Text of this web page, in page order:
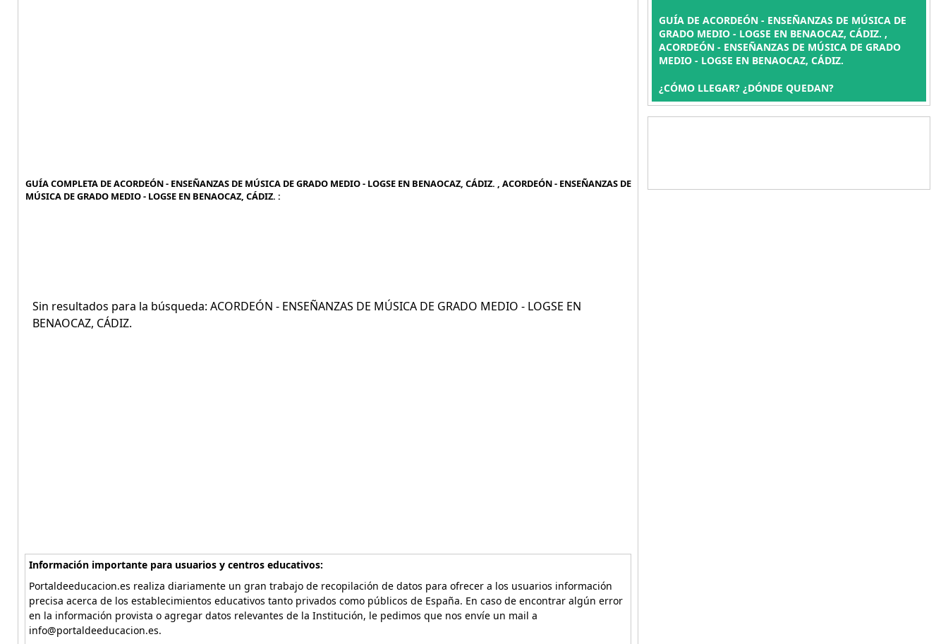
GUÍA COMPLETA DE ACORDEÓN - ENSEÑANZAS DE MÚSICA DE GRADO MEDIO - LOGSE EN BENAOCAZ, CÁDIZ. , ACORDEÓN - ENSEÑANZAS DE
MÚSICA DE GRADO MEDIO - LOGSE EN BENAOCAZ, CÁDIZ. :
Sin resultados para la búsqueda: ACORDEÓN - ENSEÑANZAS DE MÚSICA DE GRADO MEDIO - LOGSE EN
BENAOCAZ, CÁDIZ.
Información importante para usuarios y centros educativos:
Portaldeeducacion.es realiza diariamente un gran trabajo de recopilación de datos para ofrecer a los usuarios información
precisa acerca de los establecimientos educativos tanto privados como públicos de España. En caso de encontrar algún error
en la información provista o agregar datos relevantes de la Institución, le pedimos que nos envíe un mail a
info@portaldeeducacion.es.
GUÍA DE ACORDEÓN - ENSEÑANZAS DE MÚSICA DE
GRADO MEDIO - LOGSE EN BENAOCAZ, CÁDIZ. ,
ACORDEÓN - ENSEÑANZAS DE MÚSICA DE GRADO
MEDIO - LOGSE EN BENAOCAZ, CÁDIZ.
¿CÓMO LLEGAR? ¿DÓNDE QUEDAN?